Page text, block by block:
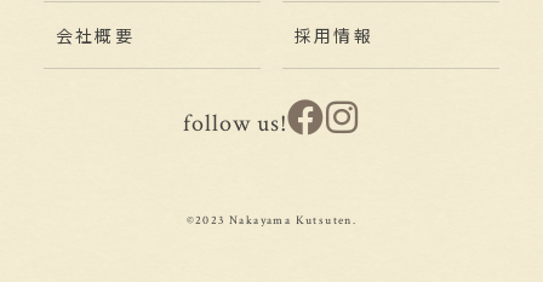
会社概要 採用情報
follow us!
©2023 Nakayama Kutsuten.